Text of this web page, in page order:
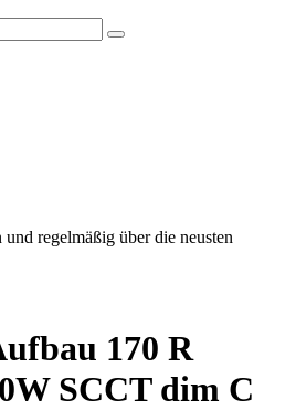
regelmäßig über die neusten
170 R
SCCT dim C